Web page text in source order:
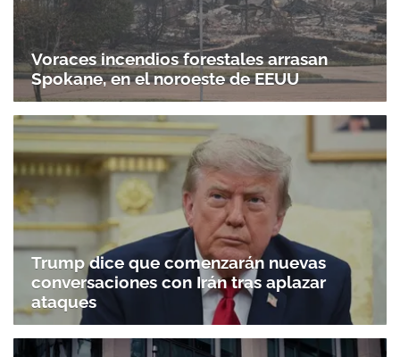
Voraces incendios forestales arrasan
Spokane, en el noroeste de EEUU
Trump dice que comenzarán nuevas
conversaciones con Irán tras aplazar
ataques